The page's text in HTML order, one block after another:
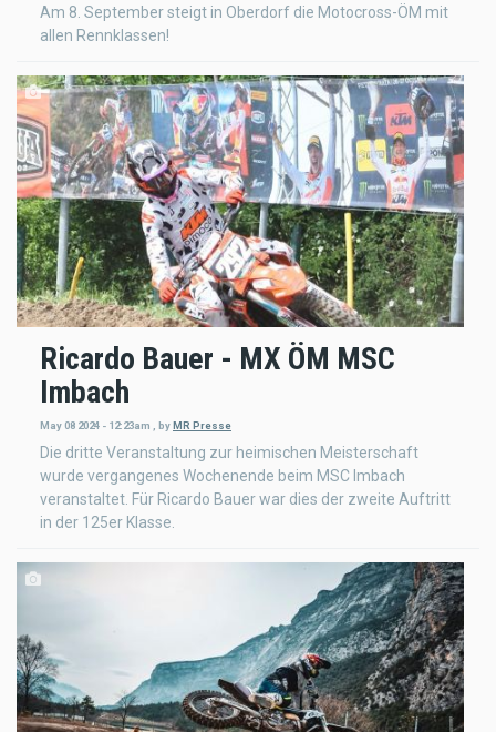
Am 8. September steigt in Oberdorf die Motocross-ÖM mit
allen Rennklassen!
Ricardo Bauer - MX ÖM MSC
Imbach
May 08 2024 - 12:23am byMR Presse
Die dritte Veranstaltung zur heimischen Meisterschaft
wurde vergangenes Wochenende beim MSC Imbach
veranstaltet. Für Ricardo Bauer war dies der zweite Auftritt
in der 125er Klasse.